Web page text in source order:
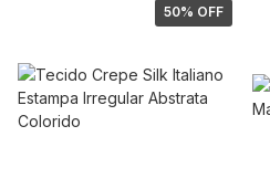
50% OFF